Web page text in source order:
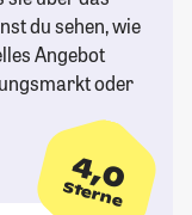
du sehen, wie
Angebot
oder
4,0
Sterne